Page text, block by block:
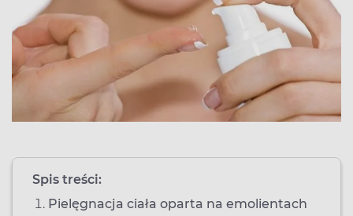
Spis treści:
Pielęgnacja ciała oparta na emolientach